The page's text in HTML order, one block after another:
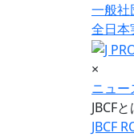
一般社
全日本
×
ニュー
JBCFと
JBCF